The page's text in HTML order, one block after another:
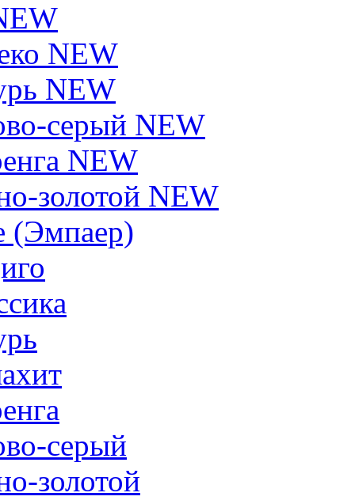
NEW
NEW
серый NEW
NEW
золотой NEW
(Эмпаер)
серый
золотой